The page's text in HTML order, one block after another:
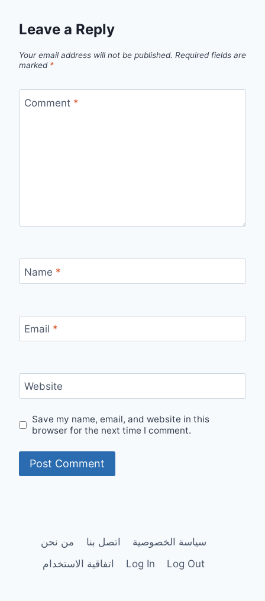
Leave a Reply
Your email address will not be published. Required fields are
marked *
Comment *
Name *
Email *
Website
Save my name, email, and website in this
browser for the next time I comment.
من نحن اتصل بنا
سياسة الخصوصية
اتفاقية الاستخدام
Log In Log Out